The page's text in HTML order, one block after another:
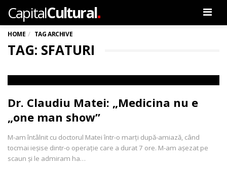
CapitalCultural.
HOME TAG ARCHIVE
TAG: SFATURI
Dr. Claudiu Matei: „Medicina nu e
„one man show”
M-am întâlnit cu doctorul Matei într-o marți după-amiază, când
tocmai ieșise dintr-o operație care a durat 7 ore. M-am așezat pe
scaun și le admiram ha…